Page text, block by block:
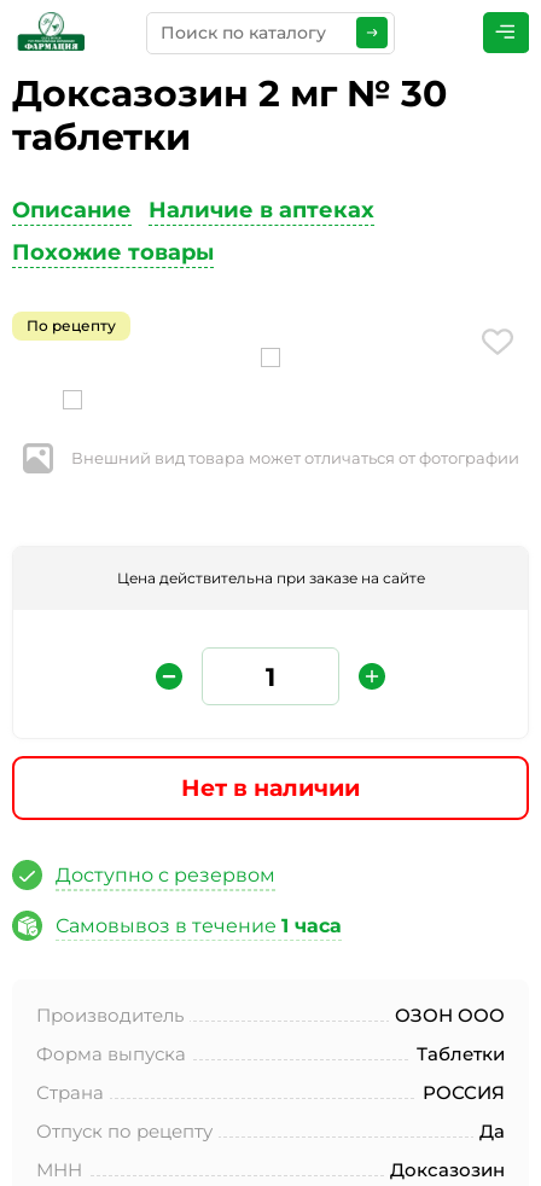
Доксазозин 2 мг № 30
таблетки
Описание
Наличие в аптеках
Похожие товары
По рецепту
Внешний вид товара может отличаться от фотографии
Цена действительна при заказе на сайте
Нет в наличии
Доступно с резервом
Самовывоз в течение 1 часа
Производитель
ОЗОН ООО
Форма выпуска
Таблетки
Страна
РОССИЯ
Отпуск по рецепту
Да
МНН
Доксазозин
ПРЕДСТАВЬТЕСЬ*
ТЕЛЕФОН*
ЭЛЕКТРОННАЯ ПОЧТА
КОММЕНТАРИИ*
* Нажимая кнопку «Отправить отзыв», я даю свое
согласие на обработку моих персональных данных, в
соответствии с Федеральным законом от 27.07.2006 года
№152-ФЗ «О персональных данных», на условиях и для
целей, определенных в Согласии на обработку
персональных данных *